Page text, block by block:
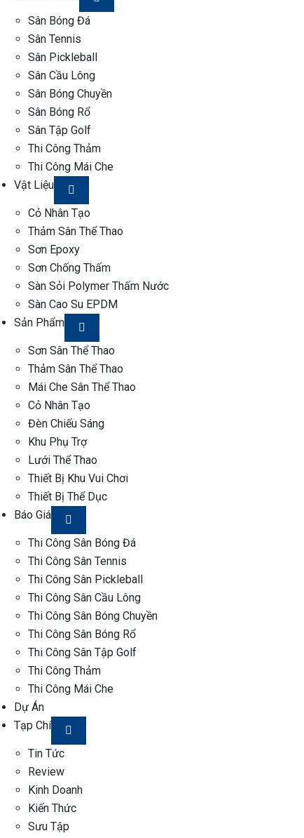
Sân Bóng Đá
Sân Tennis
Sân Pickleball
Sân Cầu Lông
Sân Bóng Chuyền
Sân Bóng Rổ
Sân Tập Golf
Thi Công Thảm
Thi Công Mái Che
Vật Liệu
Cỏ Nhân Tạo
Thảm Sân Thể Thao
Sơn Epoxy
Sơn Chống Thấm
Sàn Sỏi Polymer Thấm Nước
Sàn Cao Su EPDM
Sản Phẩm
Sơn Sân Thể Thao
Thảm Sân Thể Thao
Mái Che Sân Thể Thao
Cỏ Nhân Tạo
Đèn Chiếu Sáng
Khu Phụ Trợ
Lưới Thể Thao
Thiết Bị Khu Vui Chơi
Thiết Bị Thể Dục
Báo Giá
Thi Công Sân Bóng Đá
Thi Công Sân Tennis
Thi Công Sân Pickleball
Thi Công Sân Cầu Lông
Thi Công Sân Bóng Chuyền
Thi Công Sân Bóng Rổ
Thi Công Sân Tập Golf
Thi Công Thảm
Thi Công Mái Che
Dự Án
Tạp Chí
Tin Tức
Review
Kinh Doanh
Kiến Thức
Sưu Tập